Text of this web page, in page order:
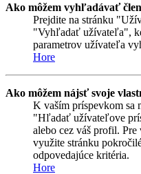
Ako môžem vyhľadávať
Prejdite na stránku
"Vyhľadať užívateľa",
parametrov užívateľa
Hore
Ako môžem nájsť svoje
K vaším príspevkom sa
"Hľadať užívateľove
alebo cez váš profil.
využite stránku
odpovedajúce kritéria.
Hore